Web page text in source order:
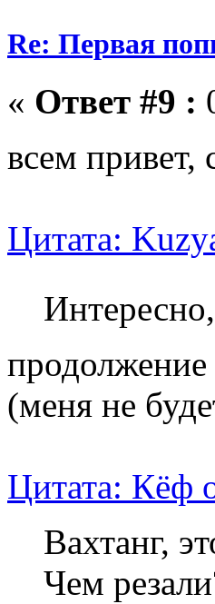
Re: Первая
« Ответ #9 :
всем привет,
Цитата:
продолжение
(меня не
Цитата: Кёф
Вахтанг,
Чем